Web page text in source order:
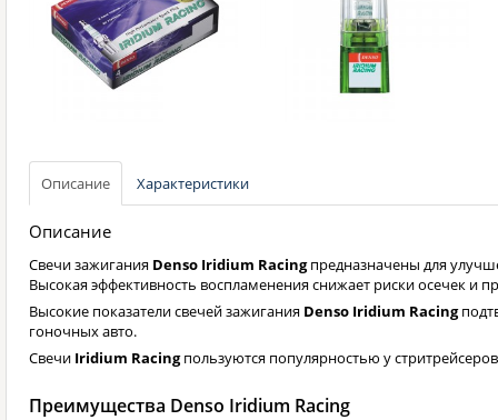
Описание Характеристики
Описание
Свечи зажигания Denso Iridium Racingпредназначены для
Высокая эффективность воспламенения снижает риски осечек и
Высокие показатели свечей зажигания Denso Iridium Racing
гоночных авто.
Свечи Iridium Racingпользуются популярностью у
Преимущества Denso Iridium Racing